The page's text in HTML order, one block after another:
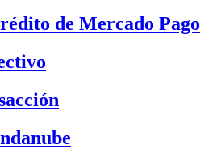
de Mercado Pago